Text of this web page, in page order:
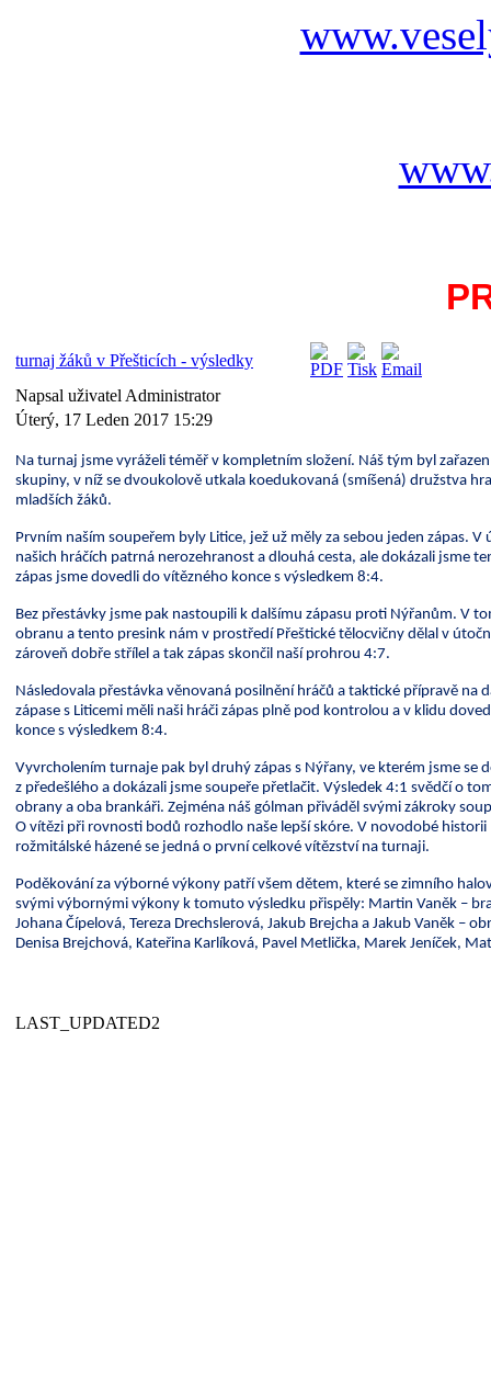
turnaj žáků v Přešticích - výsledky
Napsal uživatel Administrator
Úterý, 17 Leden 2017 15:29
Na turnaj jsme vyráželi téměř v kompletním složení. Náš tým byl
skupiny, v níž se dvoukolově utkala koedukovaná (smíšená) družstva
mladších žáků.
Prvním naším soupeřem byly Litice, jež už měly za sebou jeden zápas. V
našich hráčích patrná nerozehranost a dlouhá cesta, ale dokázali jsme
zápas jsme dovedli do vítězného konce s výsledkem 8:4.
Bez přestávky jsme pak nastoupili k dalšímu zápasu proti Nýřanům. V
obranu a tento presink nám v prostředí Přeštické tělocvičny dělal v
zároveň dobře střílel a tak zápas skončil naší prohrou 4:7.
Následovala přestávka věnovaná posilnění hráčů a taktické přípravě na
zápase s Liticemi měli naši hráči zápas plně pod kontrolou a v klidu
konce s výsledkem 8:4.
Vyvrcholením turnaje pak byl druhý zápas s Nýřany, ve kterém jsme se
z předešlého a dokázali jsme soupeře přetlačit. Výsledek 4:1 svědčí o
obrany a oba brankáři. Zejména náš gólman přiváděl svými zákroky
O vítězi při rovnosti bodů rozhodlo naše lepší skóre. V novodobé
rožmitálské házené se jedná o první celkové vítězství na turnaji.
Poděkování za výborné výkony patří všem dětem, které se zimního
svými výbornými výkony k tomuto výsledku přispěly: Martin Vaněk –
Johana Čípelová, Tereza Drechslerová, Jakub Brejcha a Jakub Vaněk –
Denisa Brejchová, Kateřina Karlíková, Pavel Metlička, Marek Jeníček,
LAST_UPDATED2